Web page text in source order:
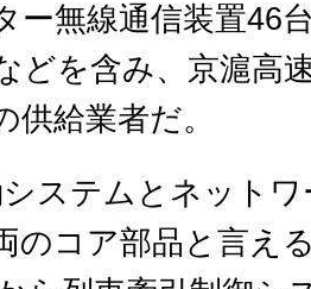
ー無線通信装置46
どを含み、京滬高
供給業者だ。
ステムとネット
のコア部品と言え